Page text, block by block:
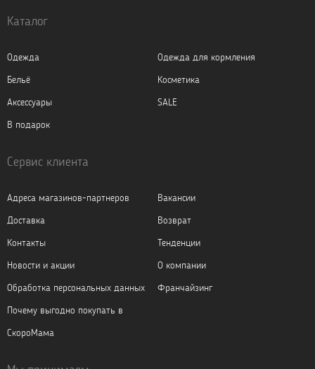
Каталог
Одежда
Одежда для кормления
Бельё
Косметика
Аксессуары
SALE
В подарок
Сервис клиента
Адреса магазинов-партнеров
Вакансии
Доставка
Возврат
Контакты
Тенденции
Новости и акции
О компании
Обработка персональных данных
Франчайзинг
Почему выгодно покупать в
СкороМама